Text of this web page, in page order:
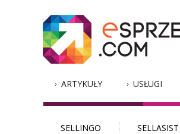
ARTYKUŁY USŁUGI
SELLINGO SELLASIST